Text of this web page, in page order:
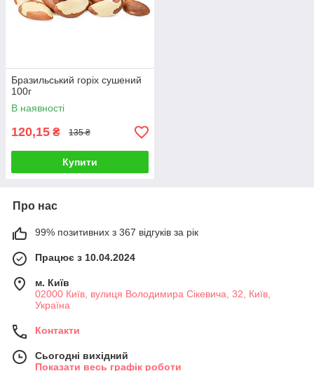
Бразильський горіх сушений
100г
В наявності
120,15 ₴ 135 ₴
Купити
Про нас
99% позитивних з 367 відгуків за рік
Працює з 10.04.2024
м. Київ
02000 Київ, вулиця Володимира Сікевича, 32, Київ,
Україна
Контакти
Сьогодні вихідний
Показати весь графік роботи